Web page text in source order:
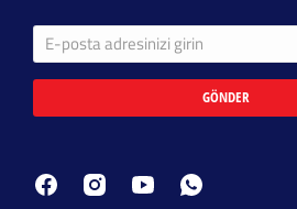
GÖNDER